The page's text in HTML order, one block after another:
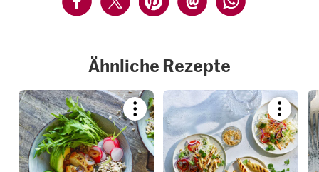
Ähnliche Rezepte
Bookmark
recipe
or
add
it
to
recipe
or
add
it
to